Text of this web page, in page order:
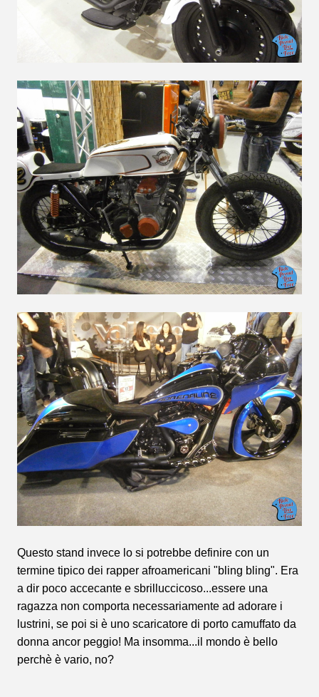
Questo stand invece lo si potrebbe definire con un
termine tipico dei rapper afroamericani "bling bling". Era
a dir poco accecante e sbrilluccicoso...essere una
ragazza non comporta necessariamente ad adorare i
lustrini, se poi si è uno scaricatore di porto camuffato da
donna ancor peggio! Ma insomma...il mondo è bello
perchè è vario, no?